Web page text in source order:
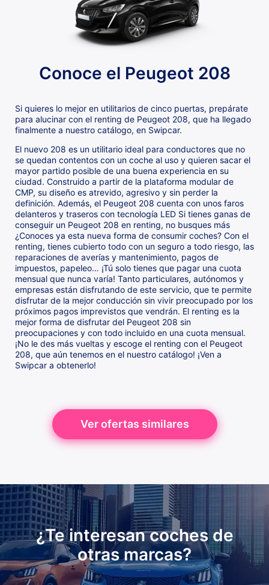
Conoce el Peugeot 208
Si quieres lo mejor en utilitarios de cinco puertas, prepárate
para alucinar con el renting de Peugeot 208, que ha llegado
finalmente a nuestro catálogo, en Swipcar.
El nuevo 208 es un utilitario ideal para conductores que no
se quedan contentos con un coche al uso y quieren sacar el
mayor partido posible de una buena experiencia en su
ciudad. Construido a partir de la plataforma modular de
CMP, su diseño es atrevido, agresivo y sin perder la
definición. Además, el Peugeot 208 cuenta con unos faros
delanteros y traseros con tecnología LED Si tienes ganas de
conseguir un Peugeot 208 en renting, no busques más
¿Conoces ya esta nueva forma de consumir coches? Con el
renting, tienes cubierto todo con un seguro a todo riesgo, las
reparaciones de averías y mantenimiento, pagos de
impuestos, papeleo… ¡Tú solo tienes que pagar una cuota
mensual que nunca varía! Tanto particulares, autónomos y
empresas están disfrutando de este servicio, que te permite
disfrutar de la mejor conducción sin vivir preocupado por los
próximos pagos imprevistos que vendrán. El renting es la
mejor forma de disfrutar del Peugeot 208 sin
preocupaciones y con todo incluido en una cuota mensual.
¡No le des más vueltas y escoge el renting con el Peugeot
208, que aún tenemos en el nuestro catálogo! ¡Ven a
Swipcar a obtenerlo!
Ver ofertas similares
¿Te interesan coches de
otras marcas?